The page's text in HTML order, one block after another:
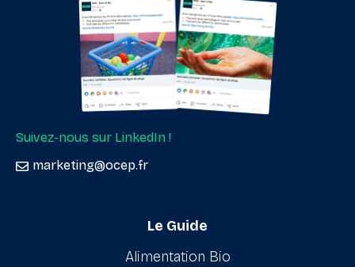
Suivez-nous sur LinkedIn !
marketing@ocep.fr
Le Guide
Alimentation Bio